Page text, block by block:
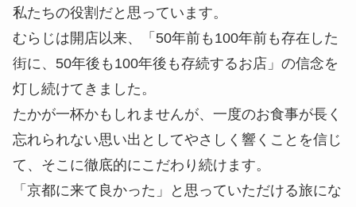
私たちの役割だと思っています。
むらじは開店以来、「50年前も100年前も存在した
街に、50年後も100年後も存続するお店」の信念を
灯し続けてきました。
たかが一杯かもしれませんが、一度のお食事が長く
忘れられない思い出としてやさしく響くことを信じ
て、そこに徹底的にこだわり続けます。
「京都に来て良かった」と思っていただける旅にな